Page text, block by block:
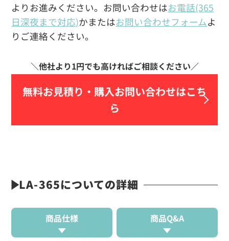
よりお進みください。お問い合わせはお電話(365
日深夜まで対応)かまたはお問い合わせフォームよ
りご連絡ください。
無料お見積り・ 購入お問い合わせはこち
ら
LA-365についての詳細
商品仕様 商品Q&A